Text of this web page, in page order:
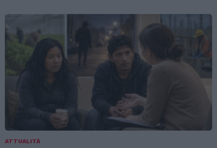
ATTUALITÀ